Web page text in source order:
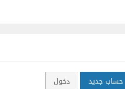
حساب جديد دخول